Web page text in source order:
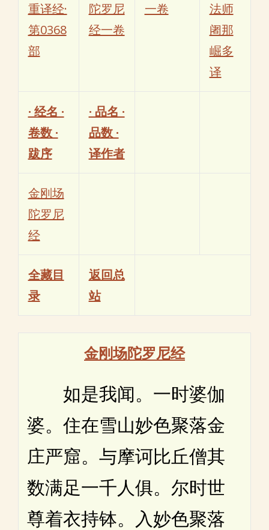
重译经·
第0368
部
陀罗尼
经一卷
一卷
法师
阇那
崛多
译
· 经名 ·
卷数 ·
跋序
· 品名 ·
品数 ·
译作者
金刚场
陀罗尼
经
全藏目
录
返回总
站
金刚场陀罗尼经
如是我闻。一时婆伽
婆。住在雪山妙色聚落金
庄严窟。与摩诃比丘僧其
数满足一千人俱。尔时世
尊着衣持钵。入妙色聚落